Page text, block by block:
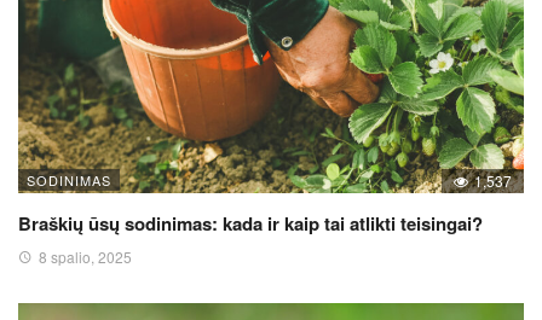
SODINIMAS 1,537
Braškių ūsų sodinimas: kada ir kaip tai atlikti teisingai?
8 spalio, 2025